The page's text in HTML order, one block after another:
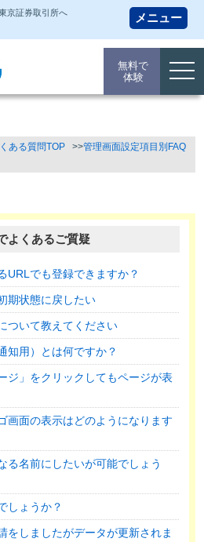
京証券取引所へ
無料で
体験
ある質問TOP
管理画面設定項目別FAQ
よくあるご質疑
URLでも登録できますか？
期状態に戻したい
ついて教えてください
知用）とは何ですか？
ジ」をクリックしてもページが表
画面の表示はどのようになります
る名前にしたいが可能でしょう
しょうか？
をしましたがデータが更新されま